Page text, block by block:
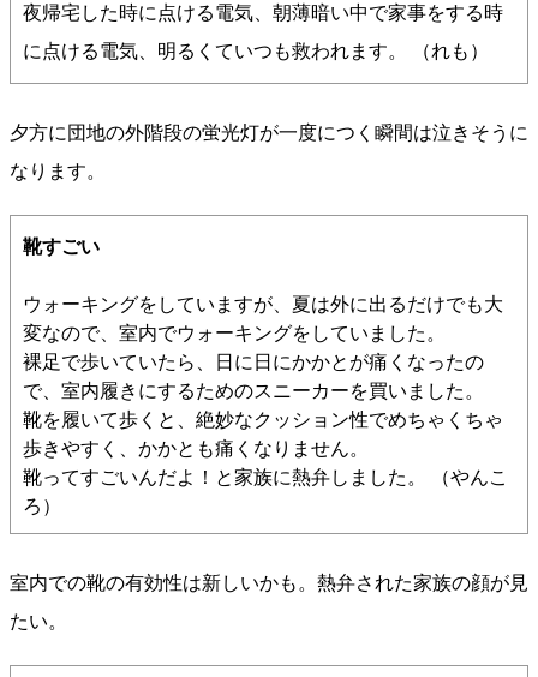
夜帰宅した時に点ける電気、朝薄暗い中で家事をする時
に点ける電気、明るくていつも救われます。 （れも）
夕方に団地の外階段の蛍光灯が一度につく瞬間は泣きそうに
なります。
靴すごい
ウォーキングをしていますが、夏は外に出るだけでも大
変なので、室内でウォーキングをしていました。
裸足で歩いていたら、日に日にかかとが痛くなったの
で、室内履きにするためのスニーカーを買いました。
靴を履いて歩くと、絶妙なクッション性でめちゃくちゃ
歩きやすく、かかとも痛くなりません。
靴ってすごいんだよ！と家族に熱弁しました。 （やんこ
ろ）
室内での靴の有効性は新しいかも。熱弁された家族の顔が見
たい。